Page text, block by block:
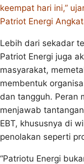
keempat hari ini,”
Patriot Energi
Lebih dari sekadar
Patriot Energi juga
masyarakat,
membentuk
dan tangguh. Peran
menjawab
EBT, khususnya di
penolakan seperti
“Patriotu Energi